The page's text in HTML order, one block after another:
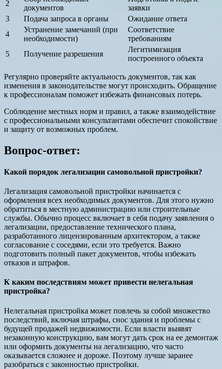
2
документов
заявки
3
Подача запроса в органы
Ожидание ответа
4
Устранение замечаний (при
необходимости)
Соответствие
требованиям
5
Получение разрешения
Легитимизация
построенного объекта
Регулярно проверяйте актуальность документов, так как
изменения в законодательстве могут происходить. Обращение
к профессионалам поможет избежать финансовых потерь.
Соблюдение местных норм и правил, а также взаимодействие
с профессиональными консультантами обеспечит спокойствие
и защиту от возможных проблем.
Вопрос-ответ:
Какой порядок легализации самовольной пристройки?
Легализация самовольной пристройки начинается с
оформления всех необходимых документов. Для этого нужно
обратиться в местную администрацию или строительные
службы. Обычно процесс включает в себя подачу заявления о
легализации, предоставление технического плана,
разработанного лицензированным архитектором, а также
согласование с соседями, если это требуется. Важно
подготовить полный пакет документов, чтобы избежать
отказов и штрафов.
К каким последствиям может привести нелегальная
пристройка?
Нелегальная пристройка может повлечь за собой множество
последствий, включая штрафы, снос здания и проблемы с
будущей продажей недвижимости. Если власти выявят
незаконную конструкцию, вам могут дать срок на ее демонтаж
или оформить документы на легализацию, что часто
оказывается сложнее и дороже. Поэтому лучше заранее
разобраться с законностью пристройки.